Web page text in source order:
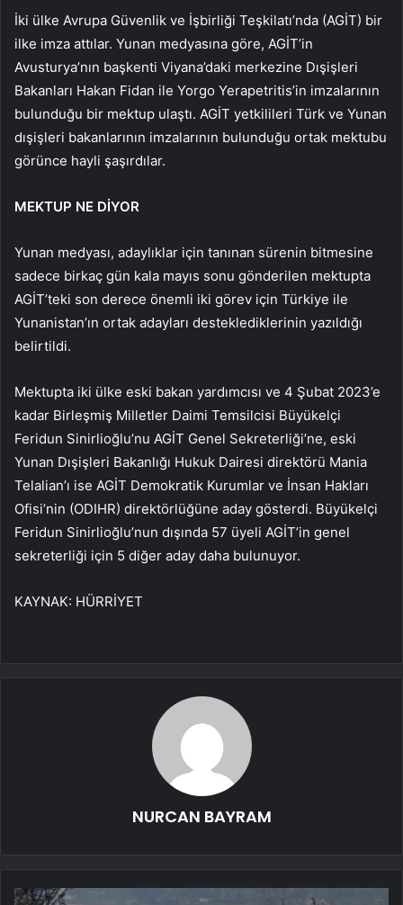
İki ülke Avrupa Güvenlik ve İşbirliği Teşkilatı’nda (AGİT) bir
ilke imza attılar. Yunan medyasına göre, AGİT’in
Avusturya’nın başkenti Viyana’daki merkezine Dışişleri
Bakanları Hakan Fidan ile Yorgo Yerapetritis’in imzalarının
bulunduğu bir mektup ulaştı. AGİT yetkilileri Türk ve Yunan
dışişleri bakanlarının imzalarının bulunduğu ortak mektubu
görünce hayli şaşırdılar.
MEKTUP NE DİYOR
Yunan medyası, adaylıklar için tanınan sürenin bitmesine
sadece birkaç gün kala mayıs sonu gönderilen mektupta
AGİT’teki son derece önemli iki görev için Türkiye ile
Yunanistan’ın ortak adayları desteklediklerinin yazıldığı
belirtildi.
Mektupta iki ülke eski bakan yardımcısı ve 4 Şubat 2023’e
kadar Birleşmiş Milletler Daimi Temsilcisi Büyükelçi
Feridun Sinirlioğlu’nu AGİT Genel Sekreterliği’ne, eski
Yunan Dışişleri Bakanlığı Hukuk Dairesi direktörü Mania
Telalian’ı ise AGİT Demokratik Kurumlar ve İnsan Hakları
Ofisi’nin (ODIHR) direktörlüğüne aday gösterdi. Büyükelçi
Feridun Sinirlioğlu’nun dışında 57 üyeli AGİT’in genel
sekreterliği için 5 diğer aday daha bulunuyor.
KAYNAK: HÜRRİYET
NURCAN BAYRAM